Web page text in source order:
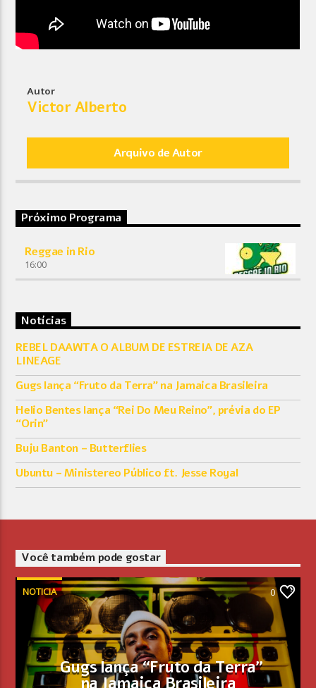
Autor
Victor Alberto
Arquivo de Autor
Próximo Programa
Reggae in Rio
16:00
Notícias
REBEL DAAWTA O ALBUM DE ESTREIA DE AZA
LINEAGE
Gugs lança “Fruto da Terra” na Jamaica Brasileira
Helio Bentes lança “Rei Do Meu Reino”, prévia do EP
“Orin”
Buju Banton – Butterflies
Ubuntu – Ministereo Público ft. Jesse Royal
Você também pode gostar
NOTICIA 0
Gugs lança “Fruto da Terra”